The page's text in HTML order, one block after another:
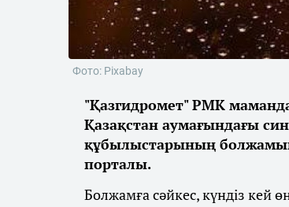
Фото: Pixabay
"Қазгидромет" РМК
Қазақстан аумағындағы
құбылыстарының
порталы.
Болжамға сәйкес, күндіз кей